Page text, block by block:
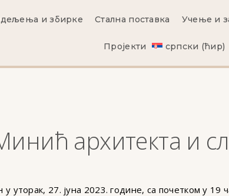
и збирке Стална поставка Учење и
Пројекти српски (ћир)
архитекта и
уторак, 27. јуна 2023. године, са почетком у 19